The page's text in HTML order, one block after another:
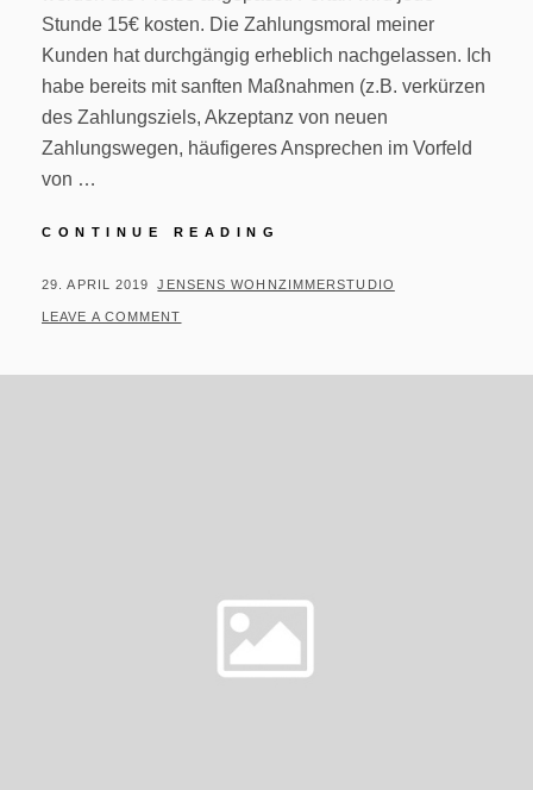
Stunde 15€ kosten. Die Zahlungsmoral meiner
Kunden hat durchgängig erheblich nachgelassen. Ich
habe bereits mit sanften Maßnahmen (z.B. verkürzen
des Zahlungsziels, Akzeptanz von neuen
Zahlungswegen, häufigeres Ansprechen im Vorfeld
von …
CONTINUE READING
POSTED
ON
29. APRIL 2019 BY
JENSENS WOHNZIMMERSTUDIO
LEAVE A COMMENT